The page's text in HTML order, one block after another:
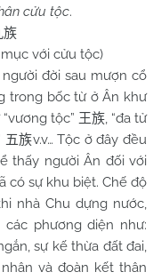
cửu tộc.
族
với cửu tộc)
đời sau mượn cổ
trong bốc từ ở Ân khư
tộc” 王族, “đa tử
五族v.v… Tộc ở đây đều
thấy người Ân đối với
có sự khu biệt. Chế độ
nhàChu dựng nước,
phương diện như:
sự kế thừa đất đai,
và đoàn kết thân